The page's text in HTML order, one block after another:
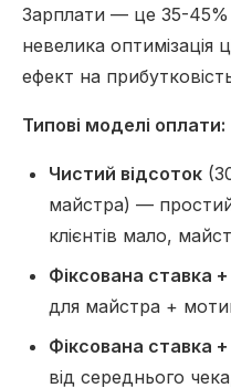
Зарплати — це 35-
невелика оптимізація
ефект на
Типові моделі оплати:
Чистий відсоток
майстра) —
клієнтів мало,
Фіксована ставка
для майстра +
Фіксована ставка +
від середнього